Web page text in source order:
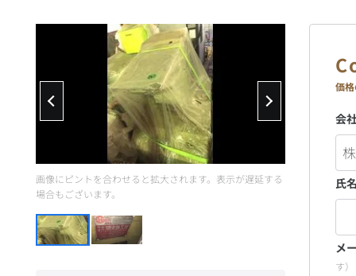
画像にピントを合わせると拡大されます。表示が遅延する
場合もございます。
価
会
氏
メ
す）